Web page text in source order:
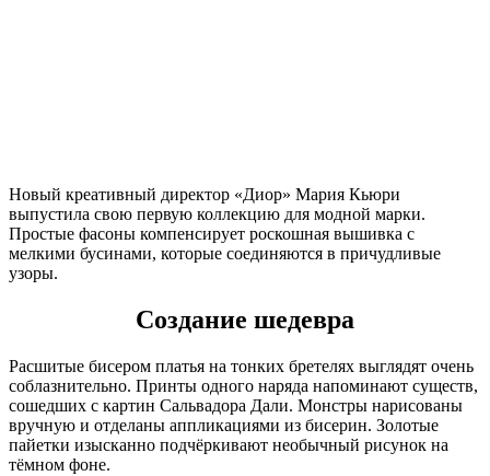
Новый креативный директор «Диор» Мария Кьюри
выпустила свою первую коллекцию для модной марки.
Простые фасоны компенсирует роскошная вышивка с
мелкими бусинами, которые соединяются в причудливые
узоры.
Создание шедевра
Расшитые бисером платья на тонких бретелях выглядят очень
соблазнительно. Принты одного наряда напоминают существ,
сошедших с картин Сальвадора Дали. Монстры нарисованы
вручную и отделаны аппликациями из бисерин. Золотые
пайетки изысканно подчёркивают необычный рисунок на
тёмном фоне.